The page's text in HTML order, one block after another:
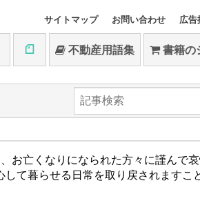
サイトマップ お問い合わせ 広告
不動産用語集 書籍の
お亡くなりになられた方々に謹んで
て暮らせる日常を取り戻されますこ